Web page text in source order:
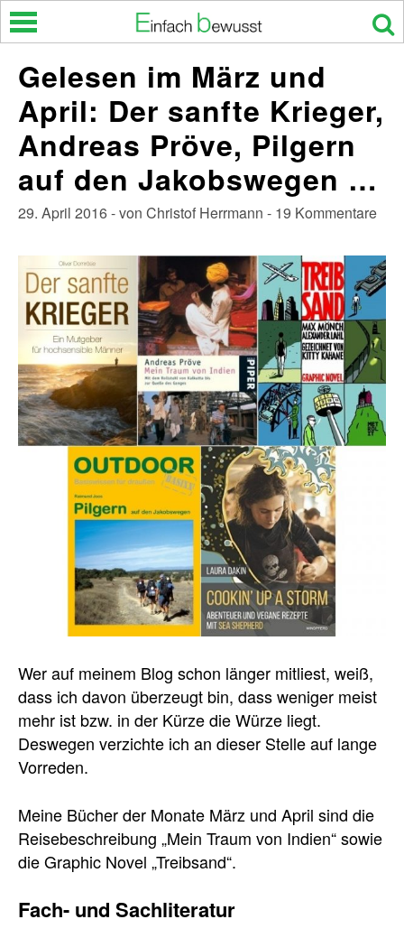
Skip
Gelesen im März und
April: Der sanfte Krieger,
Andreas Pröve, Pilgern
auf den Jakobswegen …
29. April 2016 - von Christof Herrmann - 19 Kommentare
Wer auf meinem Blog schon länger mitliest, weiß,
dass ich davon überzeugt bin, dass weniger meist
mehr ist bzw. in der Kürze die Würze liegt.
Deswegen verzichte ich an dieser Stelle auf lange
Vorreden.
Meine Bücher der Monate März und April sind die
Reisebeschreibung „Mein Traum von Indien“ sowie
die Graphic Novel „Treibsand“.
Fach- und Sachliteratur